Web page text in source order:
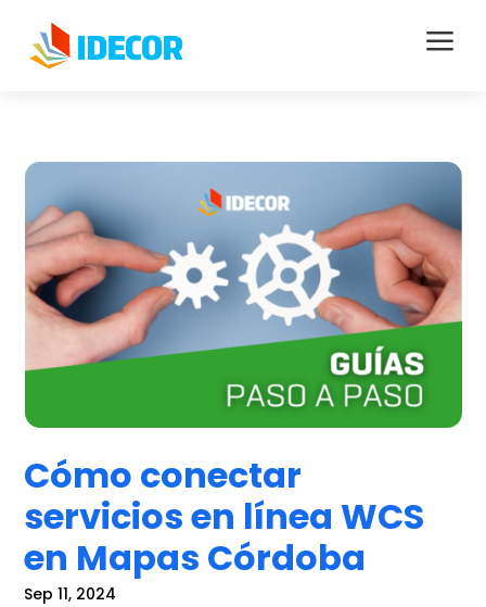
a
Cómo conectar
servicios en línea WCS
en Mapas Córdoba
Sep 11, 2024